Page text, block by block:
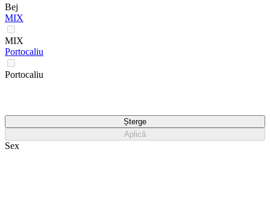
Bej
MIX
MIX
Portocaliu
Portocaliu
Șterge
Aplică
Sex